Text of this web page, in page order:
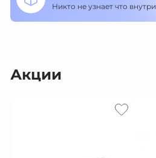
Никто не узнает что внутри
Акции